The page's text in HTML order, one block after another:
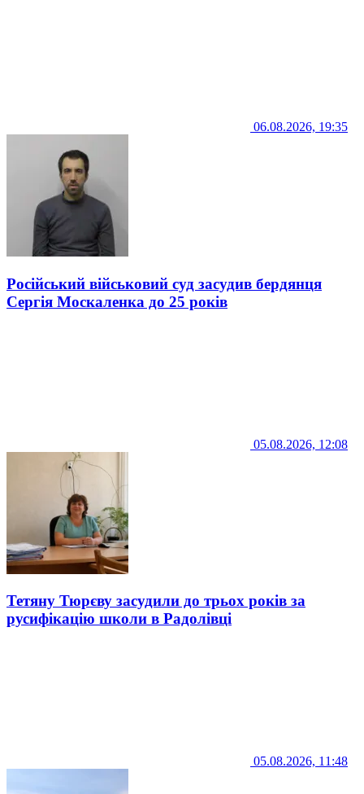
06.08.2026, 19:35
Російський військовий суд засудив бердянця
Сергія Москаленка до 25 років
05.08.2026, 12:08
Тетяну Тюрєву засудили до трьох років за
русифікацію школи в Радолівці
05.08.2026, 11:48